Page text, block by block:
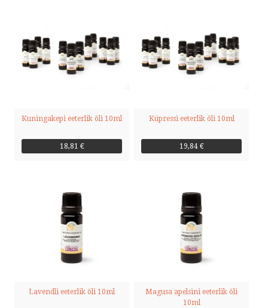
Kuningakepi eeterlik õli 10ml
18,81 €
Küpressi eeterlik õli 10ml
19,84 €
Lavendli eeterlik õli 10ml
Magusa apelsini eeterlik õli
10ml